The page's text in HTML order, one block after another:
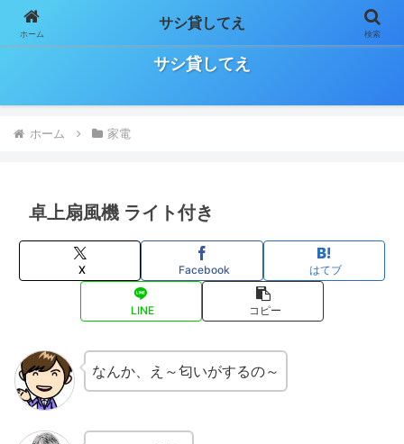
日々の気になること、お役立ち情報などをゆる～く気長に書いていきます！
サシ貸してえ
ホーム 家電
卓上扇風機 ライト付き
X Facebook はてブ
LINE コピー
なんか、え～匂いがするの～
ホーム
サシ貸してえ
検索